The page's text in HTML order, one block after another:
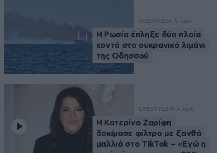
ΚΟΣΜΟΣ36 λ. πριν
Η Ρωσία έπληξε δύο πλοία
κοντά στο ουκρανικό λιμάνι
της Οδησσού
LIFESTYLE41 λ. πριν
Η Κατερίνα Ζαρίφη
δοκίμασε φίλτρο με ξανθά
μαλλιά στο TikTok – «Εγώ η